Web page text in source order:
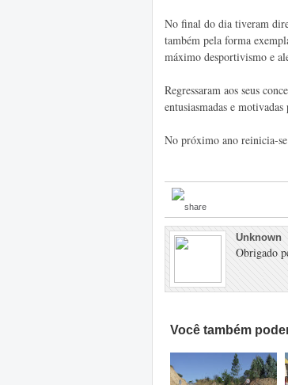
No final do dia tiveram
também pela forma
máximo desportivismo e
Regressaram aos seus
entusiasmadas e
No próximo ano reinicia-
Unknown
Obrigado
Você também